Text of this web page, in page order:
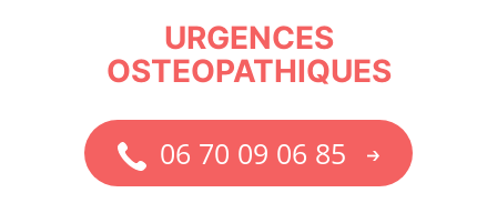
URGENCES
OSTEOPATHIQUES
06 70 09 06 85